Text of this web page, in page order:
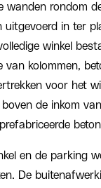
wanden rondom
uitgevoerd in ter
winkel
van kolommen,
voor het
de inkom
en de parking
De